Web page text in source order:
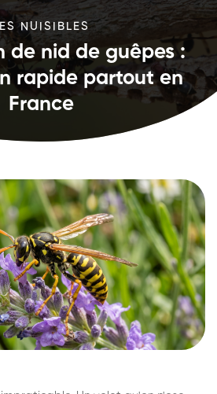
NUISIBLES
de nid de guêpes :
rapide partout en
France